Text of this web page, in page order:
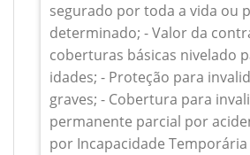
segurado por toda a vida ou
determinado; - Valor da
coberturas básicas nivelado
idades; - Proteção para
graves; - Cobertura para
permanente parcial por
por Incapacidade Temporária